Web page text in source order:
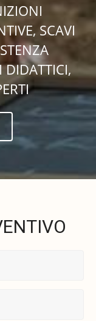
SCAVI
DIDATTICI,